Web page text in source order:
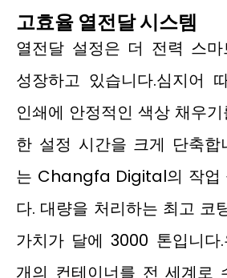
고효율 열전달 시스템
열전달 설정은 더 전력 스마
성장하고 있습니다.심지어
인쇄에 안정적인 색상 채우
한 설정 시간을 크게 단축합
는 Changfa Digital의 작업
다. 대량을 처리하는 최고 코
가치가 달에 3000 톤입니다
개의 컨테이너를 전 세계로